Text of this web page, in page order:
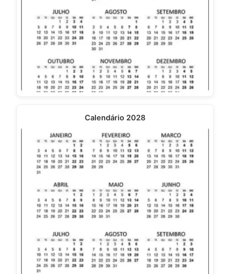
Calendário 2028